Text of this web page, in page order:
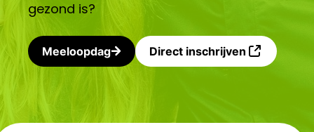
gezond is?
Meeloopdag Direct inschrijven